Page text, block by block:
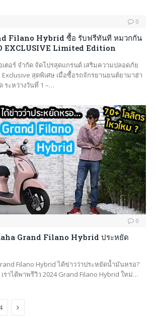
0
Filano Hybrid ซื้อ รับฟรีทันที หมวกกัน
EXCLUSIVE Limited Edition
ตอร์ จำกัด จัดโปรสุดแกรนด์ เสริมความปลอดภัย
Exclusive สุดพิเศษ เมื่อซื้อรถจักรยานยนต์ยามาฮ่า
ระหว่างวันที่ 1 –…
0
Grand Filano Hybrid ประหยัด
Filano Hybrid ได้ข่าวว่าประหยัดน้ำมันหรอ?
ราได้พาพรีวิว 2024 Grand Filano Hybrid ใหม่…
Next